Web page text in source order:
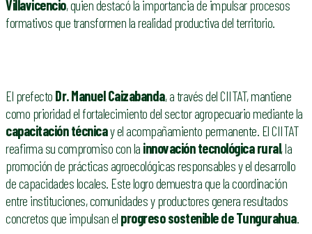
Villavicencio, quien destacó la importancia de impulsar procesos
formativos que transformen la realidad productiva del territorio.
El prefecto Dr. Manuel Caizabanda, a través del CIITAT, mantiene
como prioridad el fortalecimiento del sector agropecuario mediante la
capacitación técnicay el acompañamiento permanente. El CIITAT
reafirma su compromiso con la innovación tecnológica rural, la
promoción de prácticas agroecológicas responsables y el desarrollo
de capacidades locales. Este logro demuestra que la coordinación
entre instituciones, comunidades y productores genera resultados
concretos que impulsan el progreso sostenible de Tungurahua.